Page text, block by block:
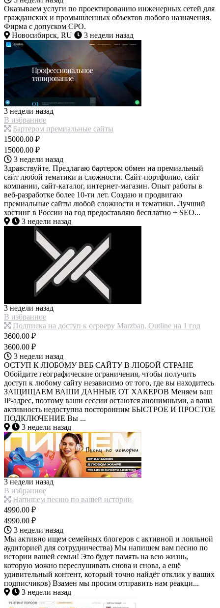
Оказываем услуги по проектированию инженерных сетей для
гражданских и промышленных объектов любого назначения.
Фирма с допуском СРО.
Новосибирск, RU
3 недели назад
3 недели назад
В избранное
Бартером премиальные сайты
15000.00 ₽
15000.00 ₽
3 недели назад
Здравствуйте. Предлагаю бартером обмен на премиальный
сайт любой тематики и сложности. Сайт-портфолио, сайт
компании, сайт-каталог, интернет-магазин. Опыт работы в
веб-разработке более 10-ти лет. Создаю и продвигаю
премиальные сайты любой сложности и тематики. Лучший
хостинг в России на год предоставляю бесплатно + SEO...
3 недели назад
3 недели назад
В избранное
Подписка на доступ к серверу Marzban, Outline на 1 год
3600.00 ₽
3600.00 ₽
3 недели назад
ОСТУП К ЛЮБОМУ ВЕБ САЙТУ В ЛЮБОЙ СТРАНЕ
Обойдите географические ограничения, чтобы получить
доступ к любому сайту независимо от того, где вы находитесь
ЗАЩИЩАЕМ ВАШИ ДАННЫЕ ОТ ХАКЕРОВ Меняем ваш
IP-адрес, поэтому ваши сессии остаются анонимными, а ваша
активность недоступна посторонним БЫСТРОЕ И ПРОСТОЕ
ПОДКЛЮЧЕНИЕ Вы ...
3 недели назад
3 недели назад
В избранное
Напишем песню по вашей истории
4990.00 ₽
4990.00 ₽
3 недели назад
Мы активно ищем семейных блогеров с активной и лояльной
аудиторией для сотрудничества) Мы напишем вам песню по
истории вашей семьи! Это будет память на всю жизнь,
которую можно переслушивать снова и снова, а ещё
удивительный контент, который точно найдёт отклик у ваших
подписчиков) Взамен мы просим отправить нам реакци...
3 недели назад